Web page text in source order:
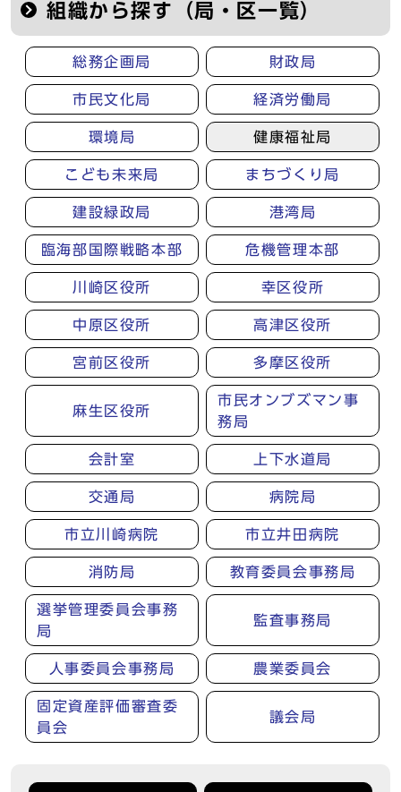
組織から探す（局・区一覧）
総務企画局 財政局
市民文化局 経済労働局
環境局 健康福祉局
こども未来局 まちづくり局
建設緑政局 港湾局
臨海部国際戦略本部 危機管理本部
川崎区役所 幸区役所
中原区役所 高津区役所
宮前区役所 多摩区役所
麻生区役所
市民オンブズマン事
務局
会計室 上下水道局
交通局 病院局
市立川崎病院 市立井田病院
消防局 教育委員会事務局
選挙管理委員会事務
局
監査事務局
人事委員会事務局 農業委員会
固定資産評価審査委
員会
議会局